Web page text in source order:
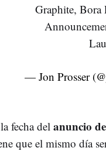
Graphite,
— Jon Prosser
fecha del anuncio
que el mismo día